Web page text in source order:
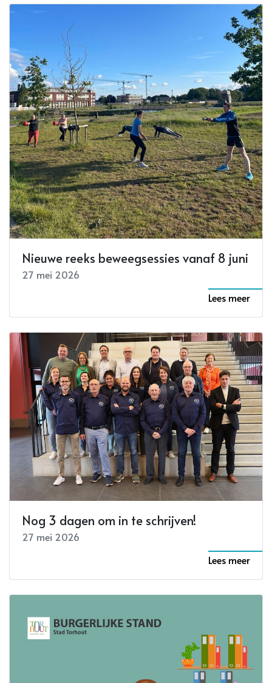
Nieuwe reeks beweegsessies vanaf 8 juni
27 mei 2026
Lees meer
Nog 3 dagen om in te schrijven!
27 mei 2026
Lees meer